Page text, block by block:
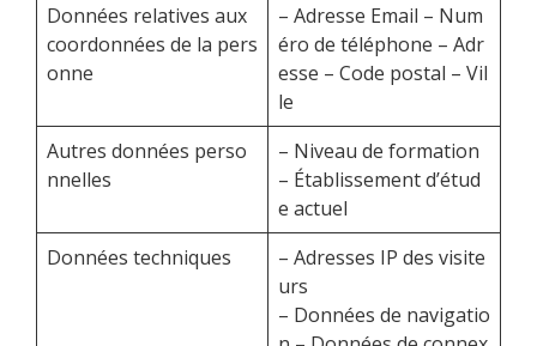
Données relatives aux
coordonnées de la pers
onne
– Adresse Email – Num
éro de téléphone – Adr
esse – Code postal – Vil
le
Autres données perso
nnelles
– Niveau de formation
– Établissement d’étud
e actuel
Données techniques
– Adresses IP des visite
urs
– Données de navigatio